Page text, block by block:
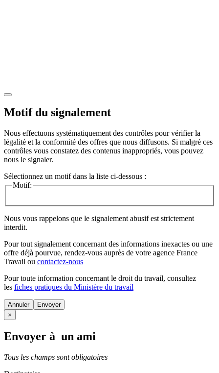
Motif du signalement
Nous effectuons systématiquement des contrôles pour vérifier la
légalité et la conformité des offres que nous diffusons. Si malgré ces
contrôles vous constatez des contenus inappropriés, vous pouvez
nous le signaler.
Sélectionnez un motif dans la liste ci-dessous :
Motif:
Nous vous rappelons que le signalement abusif est strictement
interdit.
Pour tout signalement concernant des informations inexactes ou une
offre déjà pourvue, rendez-vous auprès de votre agence France
Travail ou contactez-nous
Pour toute information concernant le droit du travail, consultez
les fiches pratiques du Ministère du travail
Annuler
×
Envoyer à un ami
Tous les champs sont obligatoires